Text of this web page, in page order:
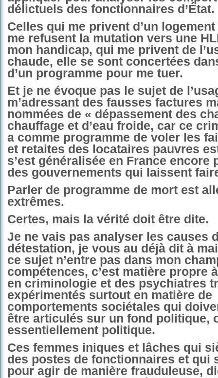
délictuels des fonctionnaires d’État.
Celles qui me privent d’un
me refusent la mutation vers une
mon handicap, qui me privent de
chaude, elle se sont concertées
d’un programme pour me tuer.
Et je ne évoque pas le sujet de
m’adressant des fausses factures
nommées de « dépassement des
chauffage et d’eau froide, car ce
a comme programme de voler les
et retaites des locataires pauvres
s’est généralisée en France encore
des gouvernements qui laissent
Parler de programme de mort est
extrêmes.
Certes, mais la vérité doit être dite.
Je ne vais pas analyser les causes
détestation, je vous au déjà dit à
ce sujet n’entre pas dans mon
compétences, c’est matière propre
en criminologie et des psychiatres
expérimentés surtout en matière de
comportements sociétales qui
être articulés sur un fond politique,
essentiellement politique.
Ces femmes iniques et lâches qui
des postes de fonctionnaires et qui
pour agir de manière frauduleuse,